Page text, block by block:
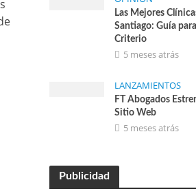
Las Mejores
Santiago: Guía
Criterio
5 meses atrás
LANZAMIENTOS
FT Abogados
Sitio Web
5 meses atrás
Publicidad